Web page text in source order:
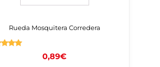
Rueda Mosquitera Corredera
0,89€